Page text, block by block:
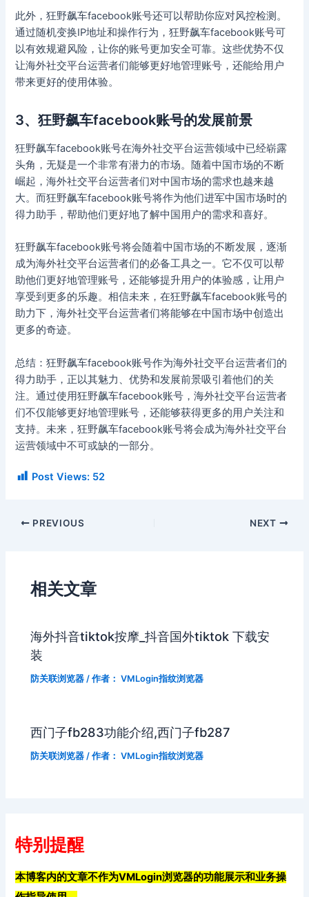
此外，狂野飙车facebook账号还可以帮助你应对风控检测。
通过随机变换IP地址和操作行为，狂野飙车facebook账号可
以有效规避风险，让你的账号更加安全可靠。这些优势不仅
让海外社交平台运营者们能够更好地管理账号，还能给用户
带来更好的使用体验。
3、狂野飙车facebook账号的发展前景
狂野飙车facebook账号在海外社交平台运营领域中已经崭露
头角，无疑是一个非常有潜力的市场。随着中国市场的不断
崛起，海外社交平台运营者们对中国市场的需求也越来越
大。而狂野飙车facebook账号将作为他们进军中国市场时的
得力助手，帮助他们更好地了解中国用户的需求和喜好。
狂野飙车facebook账号将会随着中国市场的不断发展，逐渐
成为海外社交平台运营者们的必备工具之一。它不仅可以帮
助他们更好地管理账号，还能够提升用户的体验感，让用户
享受到更多的乐趣。相信未来，在狂野飙车facebook账号的
助力下，海外社交平台运营者们将能够在中国市场中创造出
更多的奇迹。
总结：狂野飙车facebook账号作为海外社交平台运营者们的
得力助手，正以其魅力、优势和发展前景吸引着他们的关
注。通过使用狂野飙车facebook账号，海外社交平台运营者
们不仅能够更好地管理账号，还能够获得更多的用户关注和
支持。未来，狂野飙车facebook账号将会成为海外社交平台
运营领域中不可或缺的一部分。
Post Views: 52
PREVIOUS NEXT
相关文章
海外抖音tiktok按摩_抖音国外tiktok 下载安
装
防关联浏览器 / 作者： VMLogin指纹浏览器
西门子fb283功能介绍,西门子fb287
防关联浏览器 / 作者： VMLogin指纹浏览器
特别提醒
本博客内的文章不作为VMLogin浏览器的功能展示和业务操